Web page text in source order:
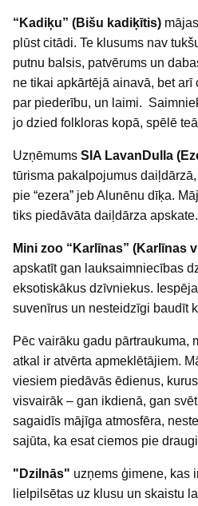
“Kadiķu” (Bišu kadiķītis)
plūst citādi. Te klusums nav
putnu balsis, patvērums un
ne tikai apkārtējā ainavā, bet arī
par piederību, un laimi.
jo dzied folkloras kopā, spēlē
Uzņēmums SIA LavanDulla
tūrisma pakalpojumus
pie “ezera” jeb Alunēnu dīķa.
tiks piedāvāta daiļdārza apskate.
Mini zoo “Karlīnas” (Karlīnas
apskatīt gan lauksaimniecības
eksotiskākus dzīvniekus.
suvenīrus un nesteidzīgi baudīt
Pēc vairāku gadu pārtraukuma,
atkal ir atvērta apmeklētājiem.
viesiem piedāvās ēdienus,
visvairāk – gan ikdienā, gan
sagaidīs mājīga atmosfēra,
sajūta, ka esat ciemos pie
"Dzilnās" uzņems ģimene, kas
lielpilsētas uz klusu un skaistu